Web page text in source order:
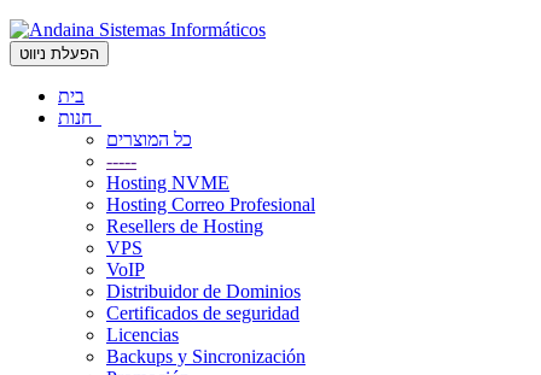
הפעלת ניווט
בית
כל המוצרים
-----
Hosting NVME
Hosting Correo Profesional
Resellers de Hosting
VPS
VoIP
Distribuidor de Dominios
Certificados de seguridad
Licencias
Backups y Sincronización